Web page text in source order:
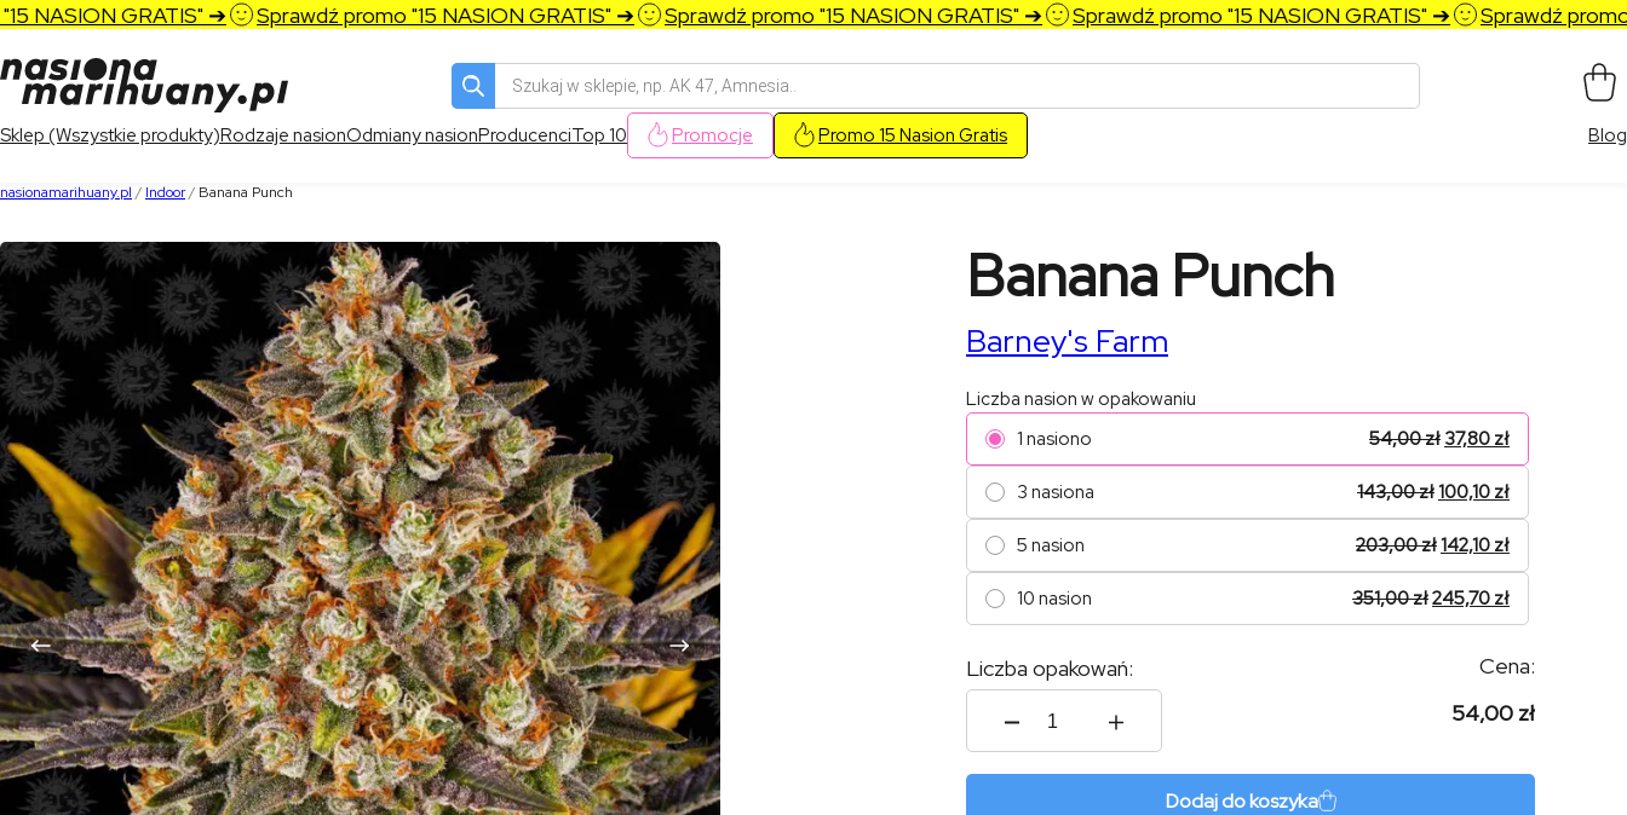
GRATIS" ➔ Sprawdź promo "15 NASION GRATIS" ➔ Sprawdź promo "15 NASION GRATIS" ➔ Sprawdź promo "15 NASION GRATIS" ➔ Sprawdź promo
Wyszukiwarka
produktów
Sklep (Wszystkie produkty)Rodzaje nasionOdmiany nasionProducenciTop 10 Promocje Promo 15 Nasion Gratis Blog
nasionamarihuany.pl / Indoor/ Banana Punch
Banana Punch
Barney's Farm
Liczba nasion w opakowaniu
1 nasiono
54,00zł 37,80 zł
3 nasiona 143,00zł100,10 zł
5 nasion 203,00zł142,10 zł
10 nasion 351,00zł245,70 zł
Liczba opakowań:
ilość
Banana
Punch
Cena:
54,00 zł
Dodaj do koszyka